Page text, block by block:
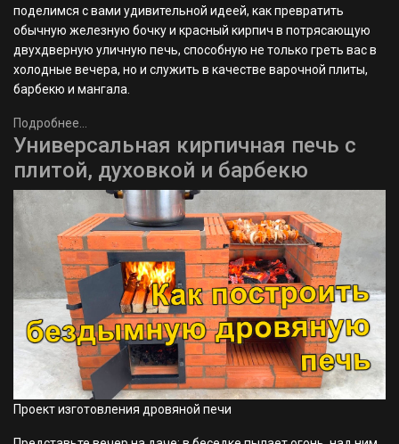
поделимся с вами удивительной идеей, как превратить
обычную железную бочку и красный кирпич в потрясающую
двухдверную уличную печь, способную не только греть вас в
холодные вечера, но и служить в качестве варочной плиты,
барбекю и мангала.
Подробнее...
Универсальная кирпичная печь с
плитой, духовкой и барбекю
Проект изготовления дровяной печи